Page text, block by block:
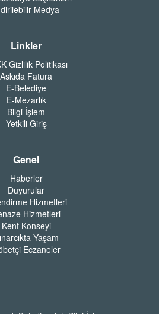
Medya
Linkler
Gizlilik Politikası
Askıda Fatura
E-Belediye
E-Mezarlık
Bilgi İşlem
Yetkili Giriş
Genel
Haberler
Duyurular
Hizmetleri
Hizmetleri
Kent Konseyi
Yaşam
Eczaneler